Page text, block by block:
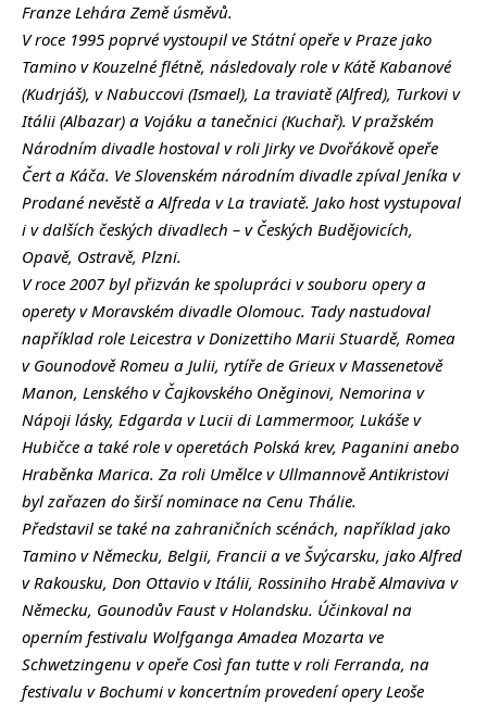
Franze Lehára Země úsměvů.
V roce 1995 poprvé vystoupil ve Státní opeře v Praze jako
Tamino v Kouzelné flétně, následovaly role v Kátě Kabanové
(Kudrjáš), v Nabuccovi (Ismael), La traviatě (Alfred), Turkovi v
Itálii (Albazar) a Vojáku a tanečnici (Kuchař). V pražském
Národním divadle hostoval v roli Jirky ve Dvořákově opeře
Čert a Káča. Ve Slovenském národním divadle zpíval Jeníka v
Prodané nevěstě a Alfreda v La traviatě. Jako host vystupoval
i v dalších českých divadlech – v Českých Budějovicích,
Opavě, Ostravě, Plzni.
V roce 2007 byl přizván ke spolupráci v souboru opery a
operety v Moravském divadle Olomouc. Tady nastudoval
například role Leicestra v Donizettiho Marii Stuardě, Romea
v Gounodově Romeu a Julii, rytíře de Grieux v Massenetově
Manon, Lenského v Čajkovského Oněginovi, Nemorina v
Nápoji lásky, Edgarda v Lucii di Lammermoor, Lukáše v
Hubičce a také role v operetách Polská krev, Paganini anebo
Hraběnka Marica. Za roli Umělce v Ullmannově Antikristovi
byl zařazen do širší nominace na Cenu Thálie.
Představil se také na zahraničních scénách, například jako
Tamino v Německu, Belgii, Francii a ve Švýcarsku, jako Alfred
v Rakousku, Don Ottavio v Itálii, Rossiniho Hrabě Almaviva v
Německu, Gounodův Faust v Holandsku. Účinkoval na
operním festivalu Wolfganga Amadea Mozarta ve
Schwetzingenu v opeře Così fan tutte v roli Ferranda, na
festivalu v Bochumi v koncertním provedení opery Leoše